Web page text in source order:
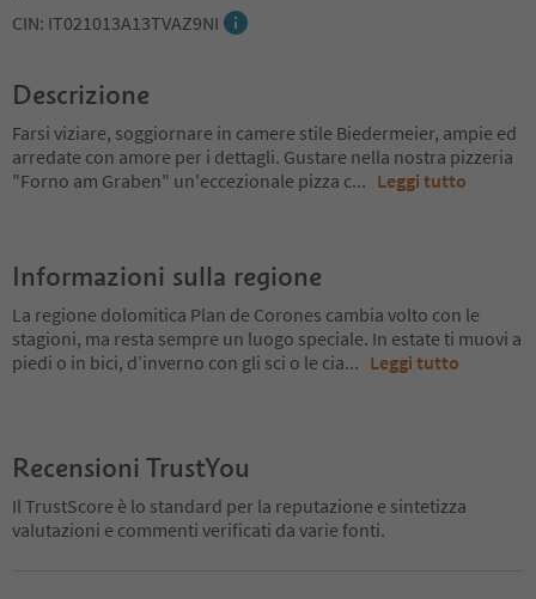
CIN: IT021013A13TVAZ9NI
Descrizione
Farsi viziare, soggiornare in camere stile Biedermeier, ampie ed
arredate con amore per i dettagli. Gustare nella nostra pizzeria
"Forno am Graben" un'eccezionale pizza c... Leggi tutto
Informazioni sulla regione
La regione dolomitica Plan de Corones cambia volto con le
stagioni, ma resta sempre un luogo speciale. In estate ti muovi a
piedi o in bici, d’inverno con gli sci o le cia... Leggi tutto
Recensioni TrustYou
Il TrustScore è lo standard per la reputazione e sintetizza
valutazioni e commenti verificati da varie fonti.